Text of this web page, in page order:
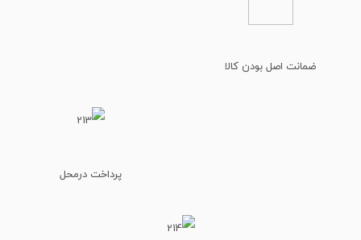
ضمانت اصل بودن کالا
پرداخت درمحل